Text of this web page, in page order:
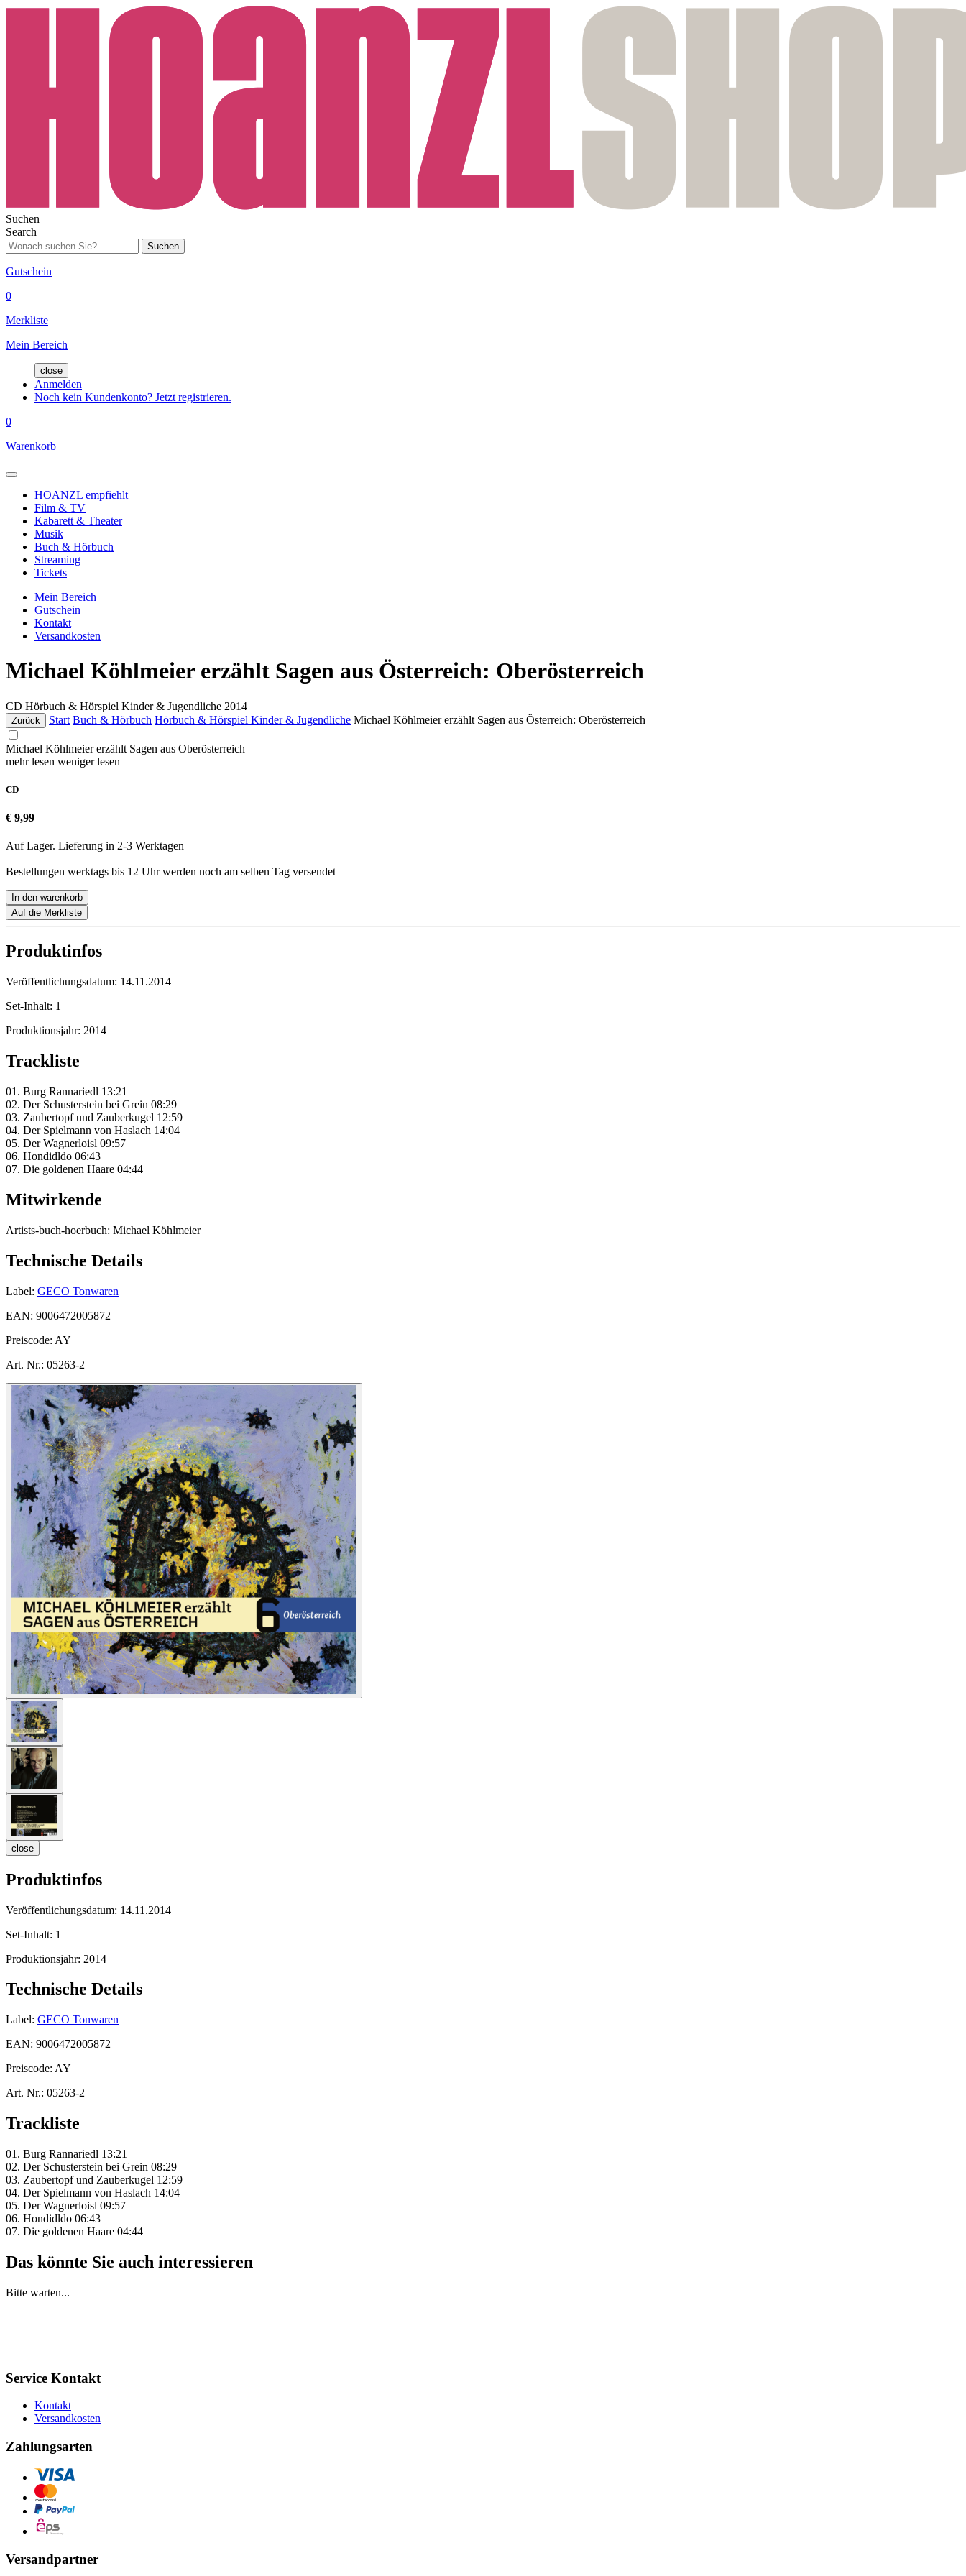
Suchen
Search
Suchen
Gutschein
0
Merkliste
Mein Bereich
close
Anmelden
Noch kein Kundenkonto? Jetzt registrieren.
0
Warenkorb
HOANZL empfiehlt
Film & TV
Kabarett & Theater
Musik
Buch & Hörbuch
Streaming
Tickets
Mein Bereich
Gutschein
Kontakt
Versandkosten
Michael Köhlmeier erzählt Sagen aus Österreich: Oberösterreich
CD Hörbuch & Hörspiel Kinder & Jugendliche 2014
Zurück Start Buch & Hörbuch Hörbuch & Hörspiel Kinder & Jugendliche Michael Köhlmeier erzählt Sagen aus Österreich: Oberösterreich
Michael Köhlmeier erzählt Sagen aus Oberösterreich
mehr lesen weniger lesen
CD
€ 9,99
Auf Lager. Lieferung in 2-3 Werktagen
Bestellungen werktags bis 12 Uhr werden noch am selben Tag versendet
In den warenkorb
Auf die Merkliste
Produktinfos
Veröffentlichungsdatum: 14.11.2014
Set-Inhalt: 1
Produktionsjahr: 2014
Trackliste
01. Burg Rannariedl 13:21
02. Der Schusterstein bei Grein 08:29
03. Zaubertopf und Zauberkugel 12:59
04. Der Spielmann von Haslach 14:04
05. Der Wagnerloisl 09:57
06. Hondidldo 06:43
07. Die goldenen Haare 04:44
Mitwirkende
Artists-buch-hoerbuch: Michael Köhlmeier
Technische Details
Label: GECO Tonwaren
EAN: 9006472005872
Preiscode: AY
Art. Nr.: 05263-2
close
Produktinfos
Veröffentlichungsdatum: 14.11.2014
Set-Inhalt: 1
Produktionsjahr: 2014
Technische Details
Label: GECO Tonwaren
EAN: 9006472005872
Preiscode: AY
Art. Nr.: 05263-2
Trackliste
01. Burg Rannariedl 13:21
02. Der Schusterstein bei Grein 08:29
03. Zaubertopf und Zauberkugel 12:59
04. Der Spielmann von Haslach 14:04
05. Der Wagnerloisl 09:57
06. Hondidldo 06:43
07. Die goldenen Haare 04:44
Das könnte Sie auch interessieren
Bitte warten...
Service Kontakt
Kontakt
Versandkosten
Zahlungsarten
Versandpartner